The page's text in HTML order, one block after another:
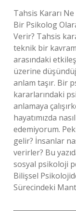
Tahsis Kararı Ne
Bir Psikolog
Verir? Tahsis
teknik bir
arasındaki
üzerine
anlam taşır. Bir
kararlarındaki
anlamaya
hayatımızda
edemiyorum.
gelir? İnsanlar
verirler? Bu
sosyal psikoloji
Bilişsel
Sürecindeki